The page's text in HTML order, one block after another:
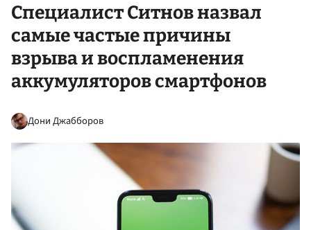
Специалист Ситнов назвал
самые частые причины
взрыва и воспламенения
аккумуляторов смартфонов
Дони Джабборов